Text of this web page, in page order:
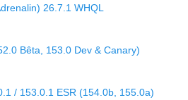
26.7.1 WHQL
Bêta, 153.0 Dev & Canary)
/ 153.0.1 ESR (154.0b, 155.0a)